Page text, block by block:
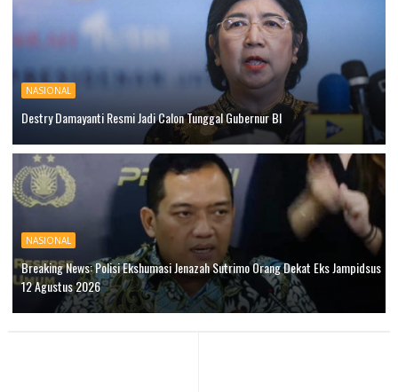
NASIONAL
Destry Damayanti Resmi Jadi Calon Tunggal Gubernur BI
NASIONAL
Breaking News: Polisi Ekshumasi Jenazah Sutrimo Orang Dekat Eks Jampidsus
12 Agustus 2026